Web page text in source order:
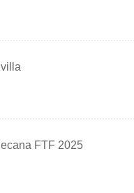
FTF 2025